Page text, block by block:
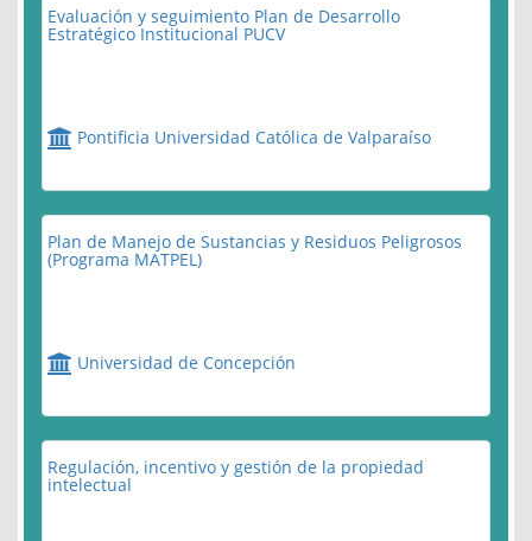
Evaluación y seguimiento Plan de Desarrollo
Estratégico Institucional PUCV
Pontificia Universidad Católica de Valparaíso
Plan de Manejo de Sustancias y Residuos Peligrosos
(Programa MATPEL)
Universidad de Concepción
Regulación, incentivo y gestión de la propiedad
intelectual